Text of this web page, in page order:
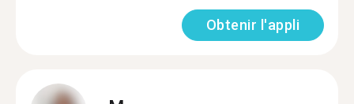
Obtenir l'appli